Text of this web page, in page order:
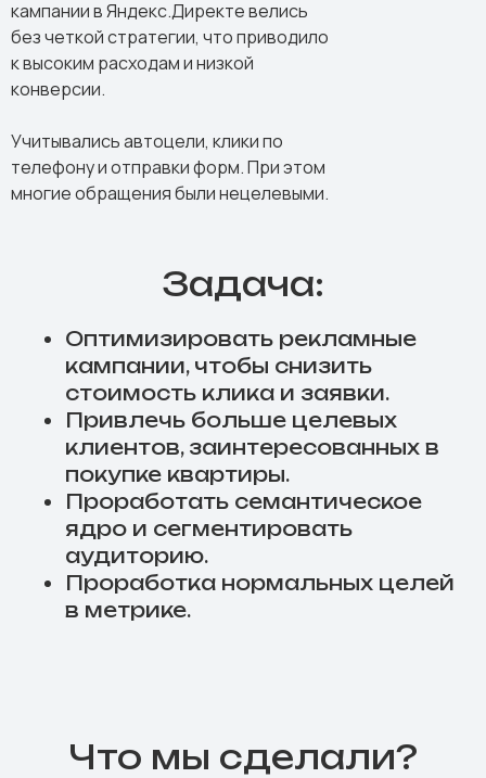
кампании в Яндекс.Директе велись
без четкой стратегии, что приводило
к высоким расходам и низкой
конверсии.
Учитывались автоцели, клики по
телефону и отправки форм. При этом
многие обращения были нецелевыми.
Задача:
Оптимизировать рекламные
кампании, чтобы снизить
стоимость клика и заявки.
Привлечь больше целевых
клиентов, заинтересованных в
покупке квартиры.
Проработать семантическое
ядро и сегментировать
аудиторию.
Проработка нормальных целей
в метрике.
Что мы сделали?